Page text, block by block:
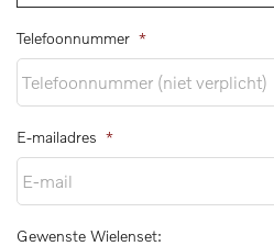
Telefoonnummer *
E-mailadres *
Gewenste Wielenset: